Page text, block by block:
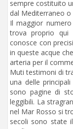
sempre costituito
dal Mediterraneo o
Il maggior
trova proprio qui
conosce con
in queste acque
arteria per il
Muti testimoni di
una delle
sono pagine di
leggibili. La
nel Mar Rosso si
secoli sono state